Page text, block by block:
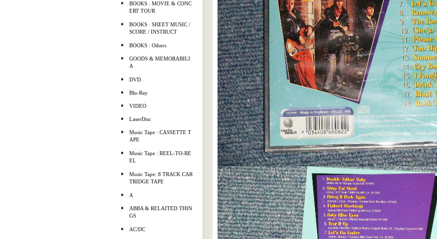
BOOKS : MOVIE & CONC
ERT TOUR
BOOKS : SHEET MUSIC /
SCORE / INSTRUCT
BOOKS : Others
GOODS & MEMORABILI
A
DVD
Blu-Ray
VIDEO
LaserDisc
Music Tape : CASSETTE T
APE
Music Tape : REEL-TO-RE
EL
Music Tape: 8 TRACK CAR
TRIDGE TAPE
A
ABBA & RELAITED THIN
GS
AC/DC